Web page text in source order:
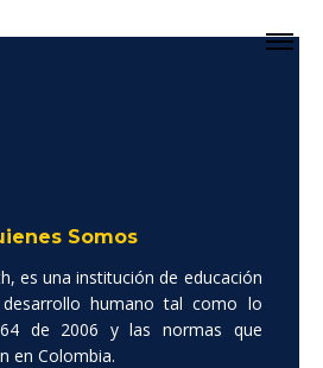
Somos
es una institución de educación
humano tal como lo
de 2006 y las normas que
en Colombia.